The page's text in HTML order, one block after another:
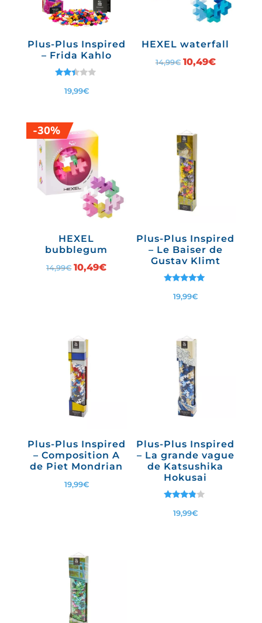
Plus-Plus Inspired
– Frida Kahlo
2.33
19,99€
HEXEL waterfall
14,99€ Le
10,49€Le
-30%
HEXEL
bubblegum
14,99€ Le
10,49€Le
Plus-Plus Inspired
– Le Baiser de
Gustav Klimt
5.00
19,99€
Plus-Plus Inspired
– Composition A
de Piet Mondrian
19,99€
Plus-Plus Inspired
– La grande vague
de Katsushika
Hokusai
3.67
19,99€